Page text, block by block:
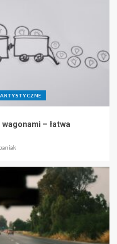
– łatwa